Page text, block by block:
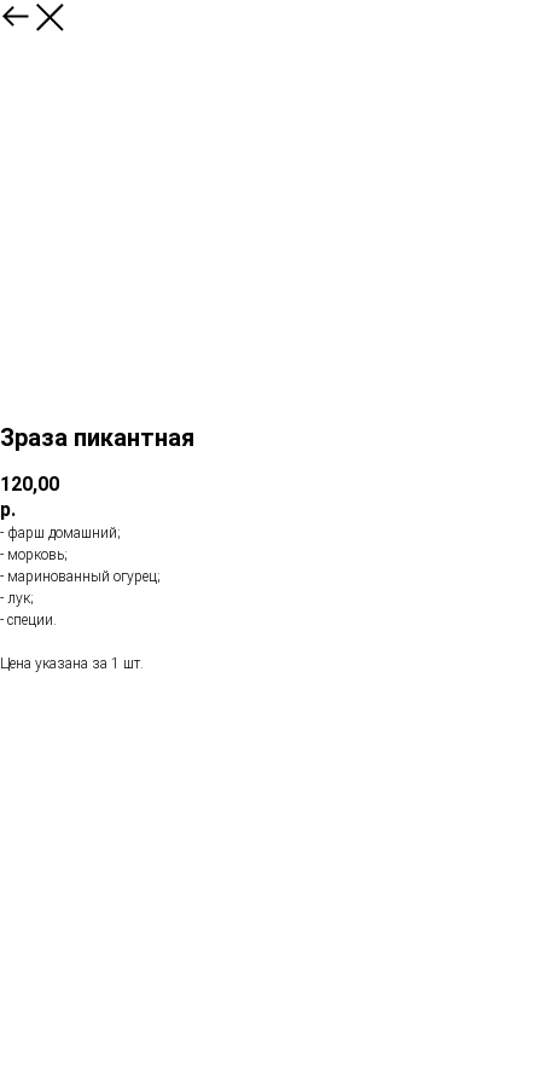
Зраза пикантная
120,00
р.
- фарш домашний;
- морковь;
- маринованный огурец;
- лук;
- специи.
Цена указана за 1 шт.